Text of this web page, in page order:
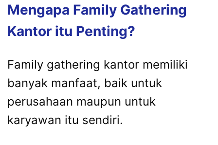
Mengapa Family Gathering
Kantor itu Penting?
Family gathering kantor memiliki
banyak manfaat, baik untuk
perusahaan maupun untuk
karyawan itu sendiri.